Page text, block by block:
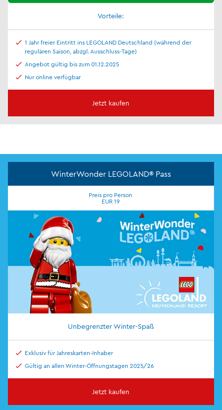
Vorteile:
1 Jahr freier Eintritt ins LEGOLAND Deutschland (während der
regulären Saison, abzgl. Ausschluss-Tage)
Angebot gültig bis zum 01.12.2025
Nur online verfügbar
Jetzt kaufen
WinterWonder LEGOLAND® Pass
Preis pro Person
EUR 19
Unbegrenzter Winter-Spaß
Exklusiv für Jahreskarten-Inhaber
Gültig an allen Winter-Öffnungstagen 2025/26
Jetzt kaufen